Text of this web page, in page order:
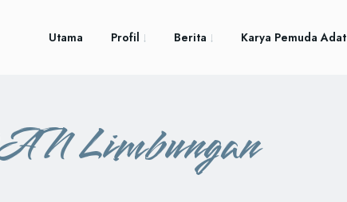
Utama Profil Berita Karya Pemuda Adat
Limbungan